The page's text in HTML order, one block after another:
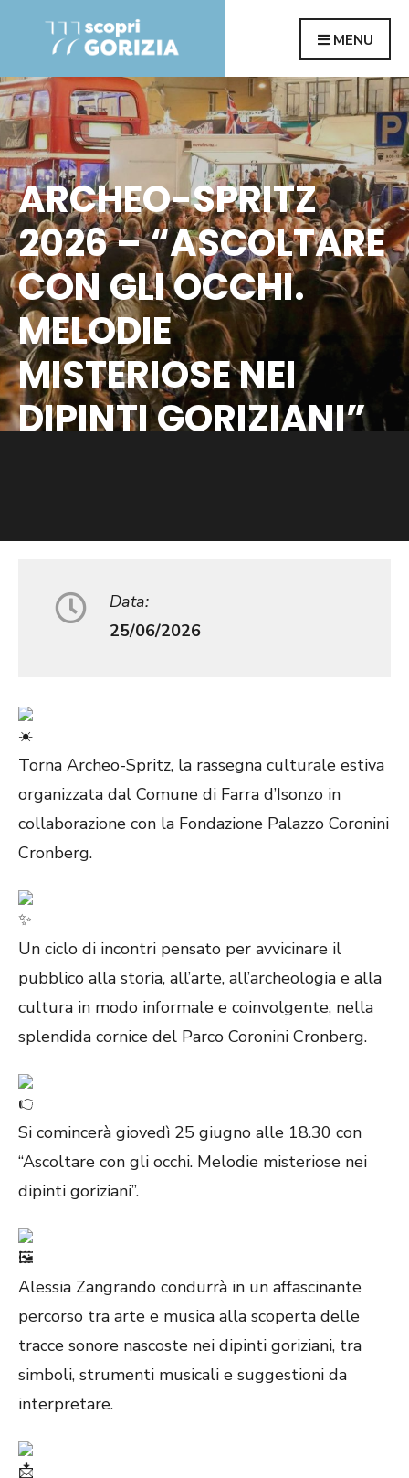
content
MENU
ARCHEO-SPRITZ
2026 – “ASCOLTARE
CON GLI OCCHI.
MELODIE
MISTERIOSE NEI
DIPINTI GORIZIANI”
Data:
25/06/2026
Torna Archeo-Spritz, la rassegna culturale estiva
organizzata dal Comune di Farra d’Isonzo in
collaborazione con la Fondazione Palazzo Coronini
Cronberg.
Un ciclo di incontri pensato per avvicinare il
pubblico alla storia, all’arte, all’archeologia e alla
cultura in modo informale e coinvolgente, nella
splendida cornice del Parco Coronini Cronberg.
Si comincerà giovedì 25 giugno alle 18.30 con
“Ascoltare con gli occhi. Melodie misteriose nei
dipinti goriziani”.
Alessia Zangrando condurrà in un affascinante
percorso tra arte e musica alla scoperta delle
tracce sonore nascoste nei dipinti goriziani, tra
simboli, strumenti musicali e suggestioni da
interpretare.
for: